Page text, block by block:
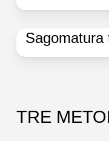
TRE